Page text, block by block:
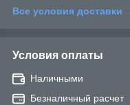
Все условия доставки
Условия оплаты
Наличными
Безналичный расчет